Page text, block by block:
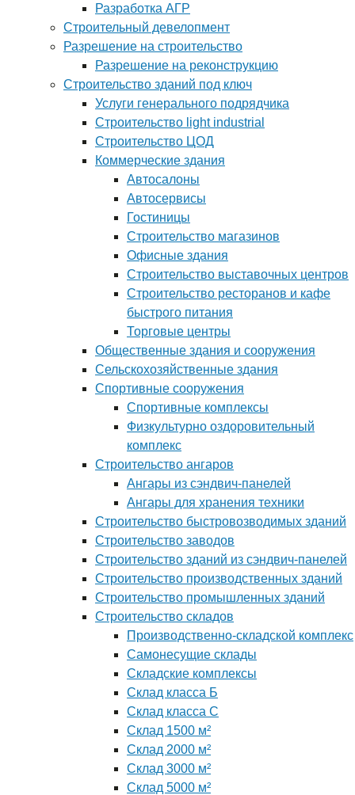
Разработка АГР
Строительный девелопмент
Разрешение на строительство
Разрешение на реконструкцию
Строительство зданий под ключ
Услуги генерального подрядчика
Строительство light industrial
Строительство ЦОД
Коммерческие здания
Автосалоны
Автосервисы
Гостиницы
Строительство магазинов
Офисные здания
Строительство выставочных центров
Строительство ресторанов и кафе
быстрого питания
Торговые центры
Общественные здания и сооружения
Сельскохозяйственные здания
Спортивные сооружения
Спортивные комплексы
Физкультурно оздоровительный
комплекс
Строительство ангаров
Ангары из сэндвич-панелей
Ангары для хранения техники
Строительство быстровозводимых зданий
Строительство заводов
Строительство зданий из сэндвич-панелей
Строительство производственных зданий
Строительство промышленных зданий
Строительство складов
Производственно-складской комплекс
Самонесущие склады
Складские комплексы
Склад класса Б
Склад класса С
Склад 1500 м²
Склад 2000 м²
Склад 3000 м²
Склад 5000 м²